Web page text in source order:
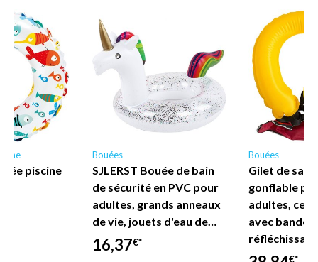
piscine
Bouées
SJLERST Bouée de bain
de sécurité en PVC pour
adultes, grands anneaux
de vie, jouets d'eau de…
16,37€*
Bouées
Gilet de
gonflable
adultes,
avec bandes
€*